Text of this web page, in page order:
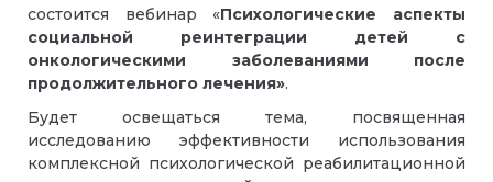
состоится вебинар «Психологические аспекты
социальной реинтеграции детей с
онкологическими заболеваниями после
продолжительного лечения».
Будет освещаться тема, посвященная
исследованию эффективности использования
комплексной психологической реабилитационной